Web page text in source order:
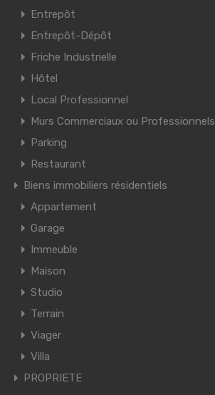
Entrepôt
Entrepôt-Dépôt
Friche Industrielle
Hôtel
Local Professionnel
Murs Commerciaux ou Professionnels
Parking
Restaurant
Biens immobiliers résidentiels
Appartement
Garage
Immeuble
Maison
Studio
Terrain
Viager
Villa
PROPRIETE